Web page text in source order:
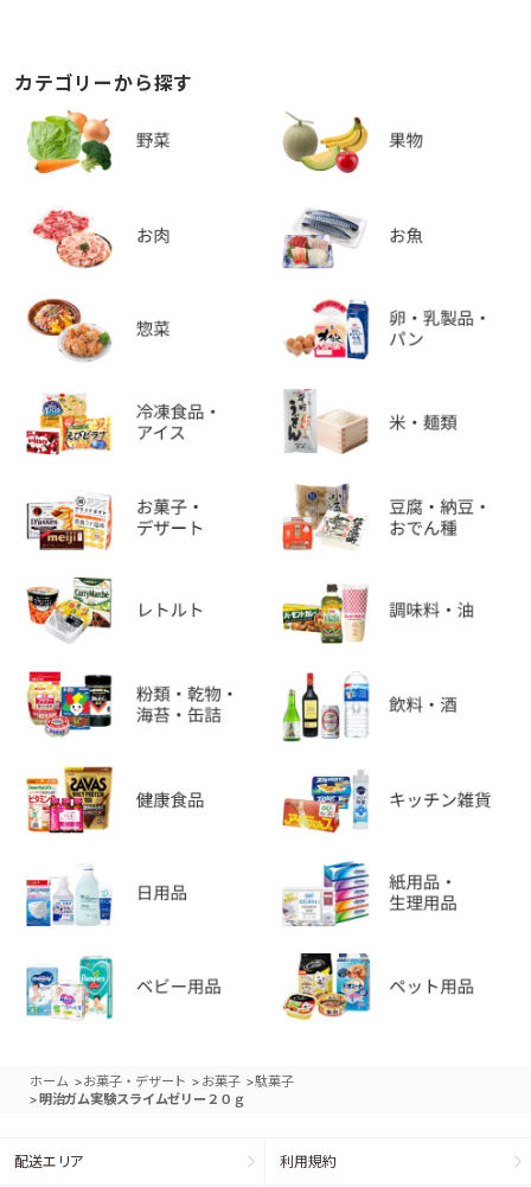
カテゴリーから探す
ホーム >お菓子・デザート > お菓子 >駄菓子
> 明治ガム実験スライムゼリー２０ｇ
配送エリア 利用規約